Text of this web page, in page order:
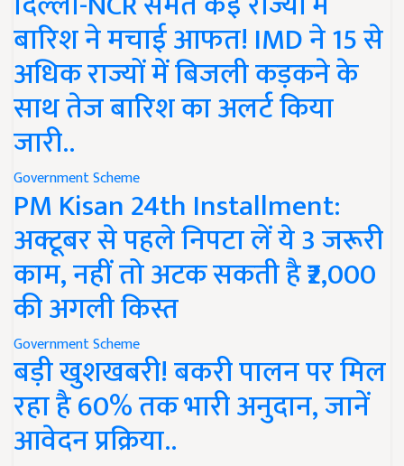
बारिश ने मचाई आफत! IMD ने 15 से
अधिक राज्यों में बिजली कड़कने के
साथ तेज बारिश का अलर्ट किया
जारी..
Government Scheme
PM Kisan 24th Installment:
अक्टूबर से पहले निपटा लें ये 3 जरूरी
काम, नहीं तो अटक सकती है ₹2,000
की अगली किस्त
Government Scheme
बड़ी खुशखबरी! बकरी पालन पर मिल
रहा है 60% तक भारी अनुदान, जानें
आवेदन प्रक्रिया..